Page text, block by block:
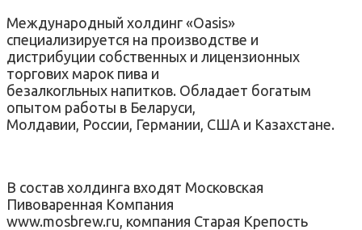
Международный холдинг «Oasis»
специализируется на производстве и
дистрибуции собственных и лицензионных
торгових марок пива и
безалкогльных напитков. Обладает богатым
опытом работы в Беларуси,
Молдавии, России, Германии, США и Казахстане.
В состав холдинга входят Московская
Пивоваренная Компания
www.mosbrew.ru, компания Старая Крепость